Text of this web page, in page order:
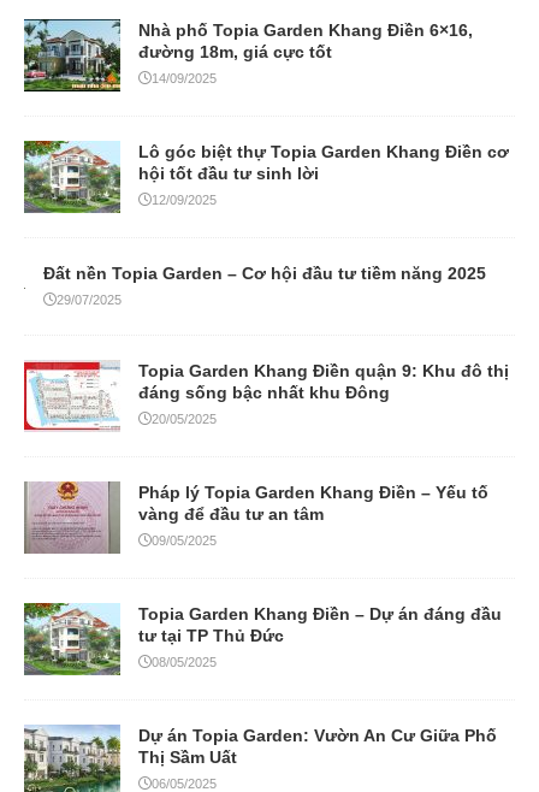
Nhà phố Topia Garden Khang Điền 6×16,
đường 18m, giá cực tốt
14/09/2025
Lô góc biệt thự Topia Garden Khang Điền cơ
hội tốt đầu tư sinh lời
12/09/2025
Đất nền Topia Garden – Cơ hội đầu tư tiềm năng 2025
29/07/2025
Topia Garden Khang Điền quận 9: Khu đô thị
đáng sống bậc nhất khu Đông
20/05/2025
Pháp lý Topia Garden Khang Điền – Yếu tố
vàng để đầu tư an tâm
09/05/2025
Topia Garden Khang Điền – Dự án đáng đầu
tư tại TP Thủ Đức
08/05/2025
Dự án Topia Garden: Vườn An Cư Giữa Phố
Thị Sầm Uất
06/05/2025